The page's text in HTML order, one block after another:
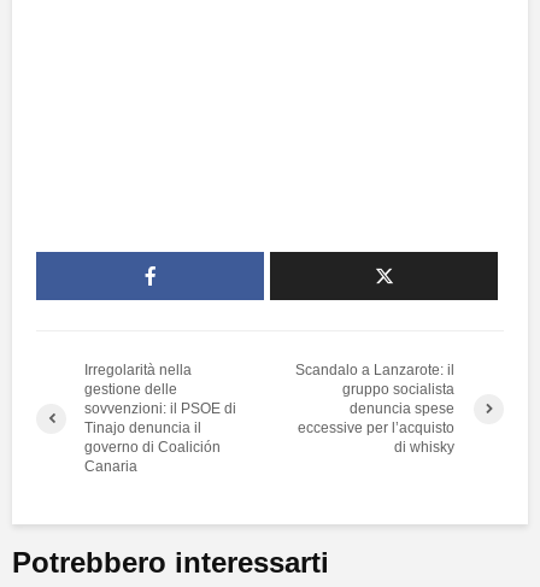
Irregolarità nella
gestione delle
sovvenzioni: il PSOE di
Tinajo denuncia il
governo di Coalición
Canaria
Scandalo a Lanzarote: il
gruppo socialista
denuncia spese
eccessive per l’acquisto
di whisky
Potrebbero interessarti